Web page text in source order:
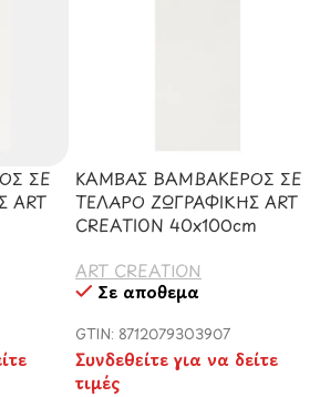
ΣΕ
ART
ΚΑΜΒΑΣ ΒΑΜΒΑΚΕΡΟΣ ΣΕ
ΤΕΛΑΡΟ ΖΩΓΡΑΦΙΚΗΣ ART
CREATION 40x100cm
ART CREATION
Σε απόθεμα
GTIN: 8712079303907
Συνδεθείτε για να δείτε
τιμές